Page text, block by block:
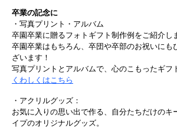
卒業の記念に
・写真プリント・アルバム
卒園卒業に贈るフォトギフト制作例をご紹介し
卒園卒業はもちろん、卒団や卒部のお祝いにも
ざいます！
写真プリントとアルバムで、心のこもったギフ
くわしくはこちら
・アクリルグッズ：
お気に入りの思い出で作る、自分たちだけのキ
イプのオリジナルグッズ。